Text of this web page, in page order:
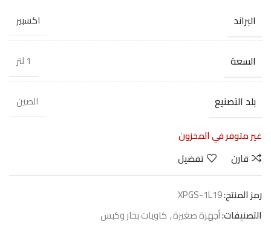
البراند اكسبير
السعة 1 لتر
بلد التصنيع
الصين
غير متوفر في المخزون
قارن
تفضيل
رمز المنتج:XPGS-1L19
التصنيفات:أجهزة صغيرة, كاويات بخار وكبس